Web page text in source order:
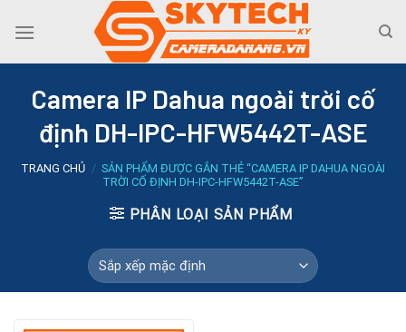
Camera IP Dahua ngoài trời cố
định DH-IPC-HFW5442T-ASE
TRANG CHỦ / SẢN PHẨM ĐƯỢC GẮN THẺ “CAMERA IP DAHUA NGOÀI
TRỜI CỐ ĐỊNH DH-IPC-HFW5442T-ASE”
PHÂN LOẠI SẢN PHẨM